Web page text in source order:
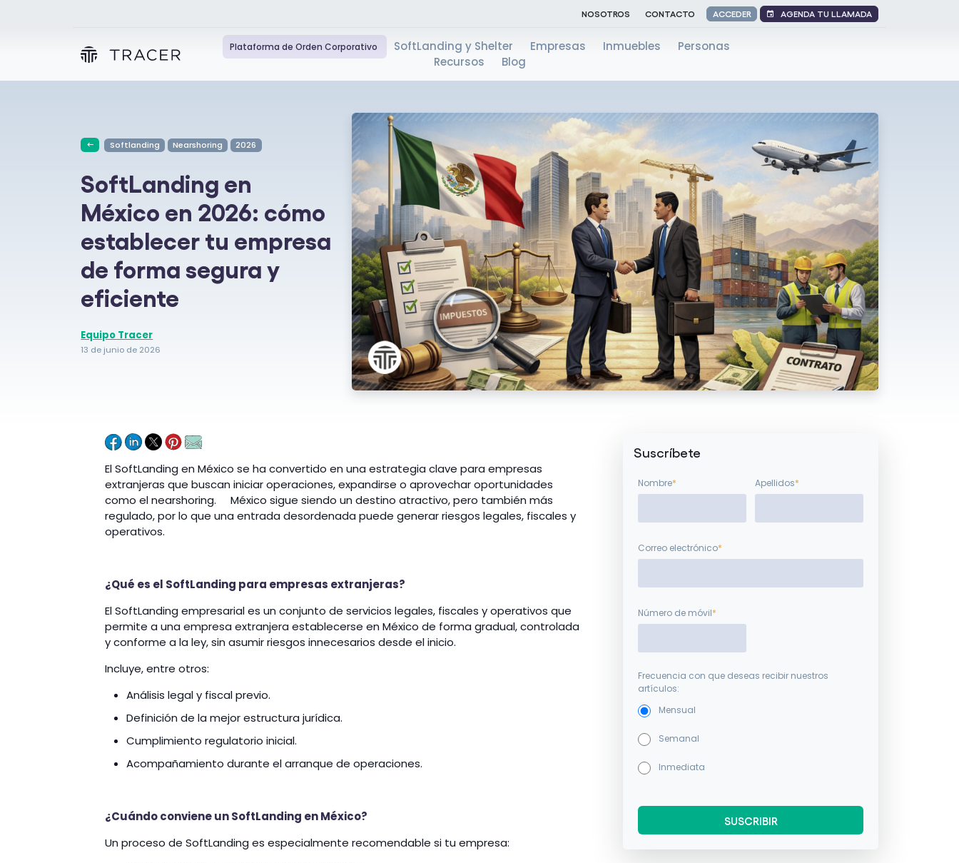
NOSOTROS CONTACTO ACCEDER AGENDA TU LLAMADA
Plataforma de Orden Corporativo SoftLanding y Shelter Empresas Inmuebles
Personas
Recursos
Blog
Softlanding Nearshoring 2026
SoftLanding en
México en 2026: cómo
establecer tu empresa
de forma segura y
eficiente
Equipo Tracer
13 de junio de 2026
El SoftLanding en México se ha convertido en una estrategia clave para empresas
extranjeras que buscan iniciar operaciones, expandirse o aprovechar oportunidades
como el nearshoring. México sigue siendo un destino atractivo, pero también más
regulado, por lo que una entrada desordenada puede generar riesgos legales, fiscales y
operativos.
¿Qué es el SoftLanding para empresas extranjeras?
El SoftLanding empresarial es un conjunto de servicios legales, fiscales y operativos que
permite a una empresa extranjera establecerse en México de forma gradual, controlada
y conforme a la ley, sin asumir riesgos innecesarios desde el inicio.
Incluye, entre otros:
Análisis legal y fiscal previo.
Definición de la mejor estructura jurídica.
Cumplimiento regulatorio inicial.
Acompañamiento durante el arranque de operaciones.
¿Cuándo conviene un SoftLanding en México?
Un proceso de SoftLanding es especialmente recomendable si tu empresa:
Suscríbete
Nombre* Apellidos*
Correo electrónico*
Número de móvil*
Frecuencia con que deseas recibir nuestros
artículos:
Mensual
Semanal
Inmediata